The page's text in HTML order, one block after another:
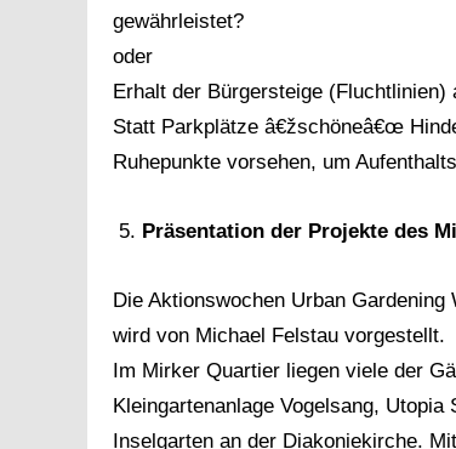
gewährleistet?
oder
Erhalt der Bürgersteige
Statt Parkplätze â€žschöneâ€œ
Ruhepunkte vorsehen, um
Präsentation der Projekte des
Die Aktionswochen Urban
wird von Michael Felstau vorgestellt.
Im Mirker Quartier liegen viele der
Kleingartenanlage Vogelsang,
Inselgarten an der Diakoniekirche.